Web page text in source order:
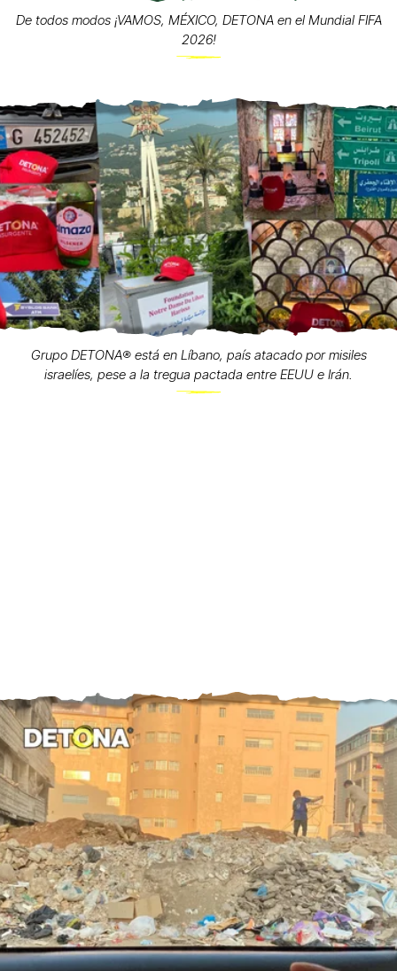
De todos modos ¡VAMOS, MÉXICO, DETONA en el Mundial FIFA
2026!
Grupo DETONA®️ está en Líbano, país atacado por misiles
israelíes, pese a la tregua pactada entre EEUU e Irán.